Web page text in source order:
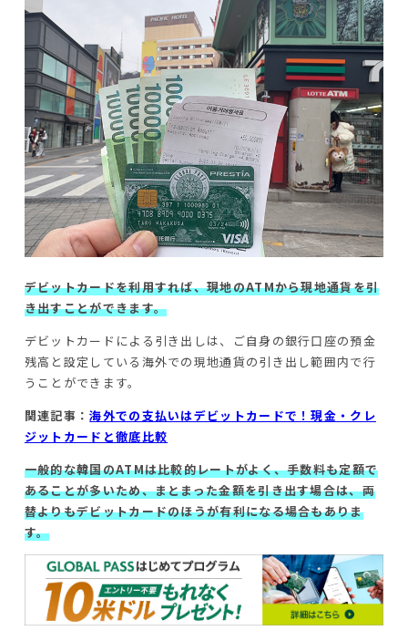
デビットカードを利用すれば、現地のATMから現地通貨を引
き出すことができます。
デビットカードによる引き出しは、ご自身の銀行口座の預金
残高と設定している海外での現地通貨の引き出し範囲内で行
うことができます。
関連記事：海外での支払いはデビットカードで！現金・クレ
ジットカードと徹底比較
一般的な韓国のATMは比較的レートがよく、手数料も定額で
あることが多いため、まとまった金額を引き出す場合は、両
替よりもデビットカードのほうが有利になる場合もありま
す。